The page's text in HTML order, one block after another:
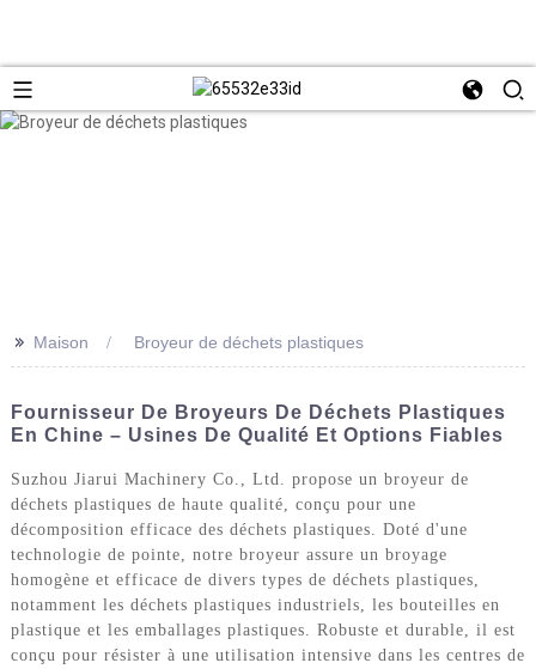
>> Maison Broyeur de déchets plastiques
Fournisseur De Broyeurs De Déchets Plastiques
En Chine – Usines De Qualité Et Options Fiables
Suzhou Jiarui Machinery Co., Ltd. propose un broyeur de
déchets plastiques de haute qualité, conçu pour une
décomposition efficace des déchets plastiques. Doté d'une
technologie de pointe, notre broyeur assure un broyage
homogène et efficace de divers types de déchets plastiques,
notamment les déchets plastiques industriels, les bouteilles en
plastique et les emballages plastiques. Robuste et durable, il est
conçu pour résister à une utilisation intensive dans les centres de